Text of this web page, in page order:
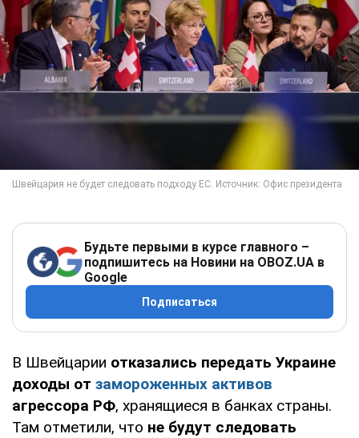
Будьте первыми в курсе главного –
подпишитесь на Новини на OBOZ.UA в
Google
Подписаться
В Швейцарии отказались передать Украине
доходы от замороженных активов
агрессора РФ, хранящиеся в банках страны.
Там отметили, что не будут следовать